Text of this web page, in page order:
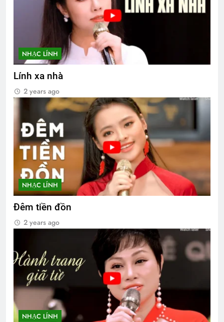
NHẠC LÍNH
Lính xa nhà
2 years ago
NHẠC LÍNH
Đêm tiền đồn
2 years ago
NHẠC LÍNH